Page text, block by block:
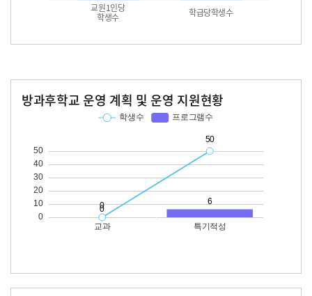
교원1인당
학생수 학급당학생수
방과후학교 운영 계획 및 운영 지원현황